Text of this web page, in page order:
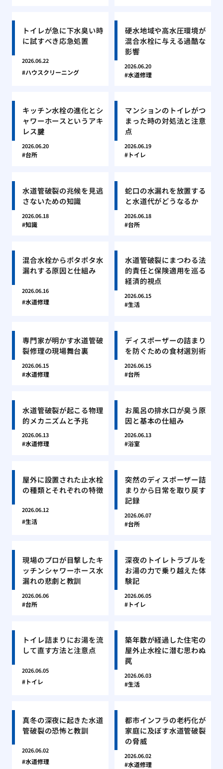
トイレが急に下水臭い時
に試すべき応急処置
2026.06.22
ハウスクリーニング
硬水地域や高水圧環境が
混合水栓に与える過酷な
影響
2026.06.20
水道修理
キッチン水栓の進化とシ
ャワーホースというアキ
レス腱
2026.06.20
台所
マンションのトイレがつ
まった時の対処法と注意
点
2026.06.19
トイレ
水道管破裂の兆候を見逃
さないための知識
2026.06.18
知識
蛇口の水漏れを放置する
と水道代がどうなるか
2026.06.18
台所
混合水栓からポタポタ水
漏れする原因と仕組み
2026.06.16
水道修理
水道管破裂にまつわる法
的責任と保険適用を巡る
経済的視点
2026.06.15
生活
専門家が明かす水道管破
裂修理の現場舞台裏
2026.06.15
水道修理
ディスポーザーの詰まり
を防ぐための食材選別術
2026.06.15
台所
水道管破裂が起こる物理
的メカニズムと予兆
2026.06.13
水道修理
お風呂の排水口が臭う原
因と基本の仕組み
2026.06.13
浴室
屋外に設置された止水栓
の種類とそれぞれの特徴
2026.06.12
生活
突然のディスポーザー詰
まりから日常を取り戻す
記録
2026.06.07
台所
現場のプロが目撃したキ
ッチンシャワーホース水
漏れの悲劇と教訓
2026.06.06
台所
深夜のトイレトラブルを
お湯の力で乗り越えた体
験記
2026.06.05
トイレ
トイレ詰まりにお湯を流
して直す方法と注意点
2026.06.05
トイレ
築年数が経過した住宅の
屋外止水栓に潜む思わぬ
罠
2026.06.03
生活
真冬の深夜に起きた水道
管破裂の恐怖と教訓
2026.06.02
水道修理
都市インフラの老朽化が
家庭に及ぼす水道管破裂
の脅威
2026.06.02
水道修理